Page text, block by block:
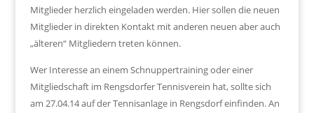
Mitglieder herzlich eingeladen werden. Hier sollen die neuen
Mitglieder in direkten Kontakt mit anderen neuen aber auch
„älteren“ Mitgliedern treten können.
Wer Interesse an einem Schnuppertraining oder einer
Mitgliedschaft im Rengsdorfer Tennisverein hat, sollte sich
am 27.04.14 auf der Tennisanlage in Rengsdorf einfinden. An